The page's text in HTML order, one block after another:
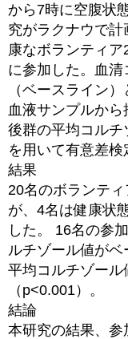
から7時に空腹状
究がラクナウで
康なボランティ
に参加した。血
（ベースライン
血液サンプルか
後群の平均コルチ
を用いて有意差検
結果
20名のボランテ
が、4名は健康状
した。 16名の参
ルチゾール値がベ
平均コルチゾール
（p<0.001）。
結論
本研究の結果、